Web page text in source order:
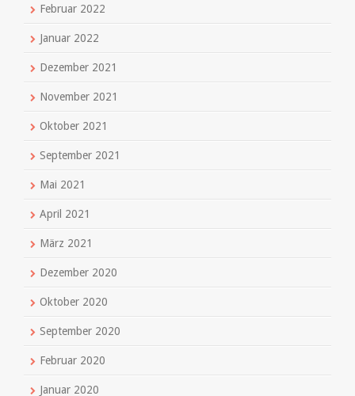
Februar 2022
Januar 2022
Dezember 2021
November 2021
Oktober 2021
September 2021
Mai 2021
April 2021
März 2021
Dezember 2020
Oktober 2020
September 2020
Februar 2020
Januar 2020